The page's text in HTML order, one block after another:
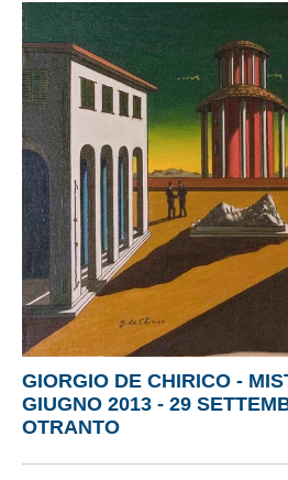
GIORGIO DE CHIRICO -
GIUGNO 2013 - 29
OTRANTO